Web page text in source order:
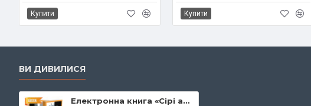
Купити Купити
ВИ ДИВИЛИСЯ
Електронна книга «Сірі археологи»